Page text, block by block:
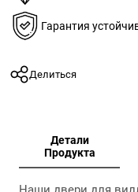
Гарантия
Делиться
Детали
Продукта